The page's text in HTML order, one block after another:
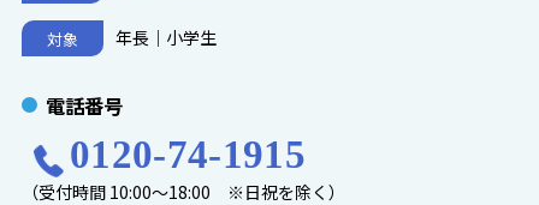
対象 年長｜小学生
電話番号
0120-74-1915
（受付時間 10:00～18:00 ※日祝を除く）